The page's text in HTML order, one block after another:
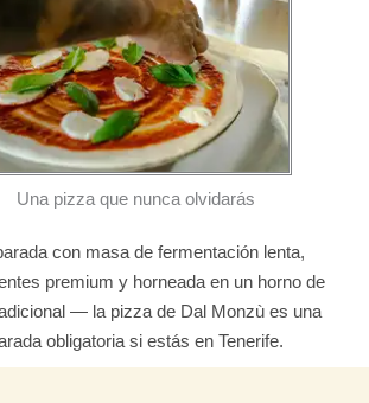
Una pizza que nunca olvidarás
con masa de fermentación lenta,
premium y horneada en un horno de
— la pizza de Dal Monzù es una
obligatoria si estás en Tenerife.